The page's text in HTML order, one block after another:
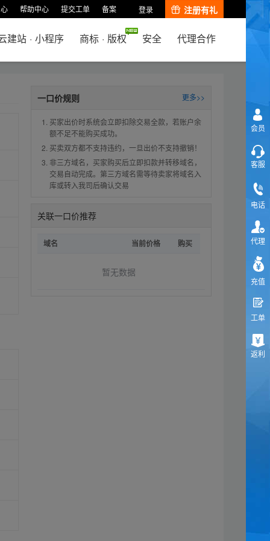
帮助中心 提交工单 备案 登录 注册有礼
建站 · 小程序 商标 · 版权 安全 代理合作
一口价规则 更多>>
买家出价时系统会立即扣除交易全款，若账户余
额不足不能购买成功。
买卖双方都不支持违约，一旦出价不支持撤销！
非三方域名，买家购买后立即扣款并转移域名，
交易自动完成。第三方域名需等待卖家将域名入
库或转入我司后确认交易
关联一口价推荐
域名 当前价格 购买
暂无数据
会员
客服
电话
代理
充值
工单
返利